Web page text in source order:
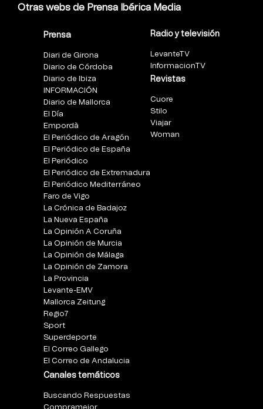
Otras webs de Prensa Ibérica Media
Prensa
Diari de Girona
Diario de Córdoba
Diario de Ibiza
INFORMACIÓN
Diario de Mallorca
El Día
Empordà
El Periódico de Aragón
El Periódico de España
El Periódico
El Periódico de Extremadura
El Periódico Mediterráneo
Faro de Vigo
La Crónica de Badajoz
La Nueva España
La Opinión A Coruña
La Opinión de Murcia
La Opinión de Málaga
La Opinión de Zamora
La Provincia
Levante-EMV
Mallorca Zeitung
Regio7
Sport
Superdeporte
El Correo Gallego
El Correo de Andalucia
Canales temáticos
Buscando Respuestas
Radio y televisión
LevanteTV
InformacionTV
Revistas
Cuore
Stilo
Viajar
Woman